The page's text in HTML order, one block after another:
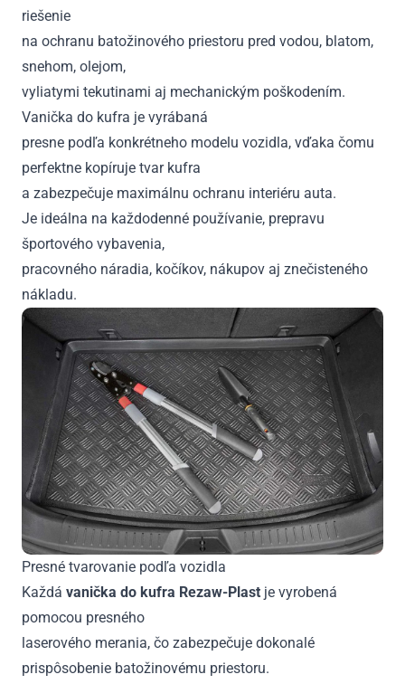
riešenie
na ochranu batožinového priestoru pred vodou, blatom,
snehom, olejom,
vyliatymi tekutinami aj mechanickým poškodením.
Vanička do kufra je vyrábaná
presne podľa konkrétneho modelu vozidla, vďaka čomu
perfektne kopíruje tvar kufra
a zabezpečuje maximálnu ochranu interiéru auta.
Je ideálna na každodenné používanie, prepravu
športového vybavenia,
pracovného náradia, kočíkov, nákupov aj znečisteného
nákladu.
Presné tvarovanie podľa vozidla
Každá vanička do kufra Rezaw-Plast je vyrobená
pomocou presného
laserového merania, čo zabezpečuje dokonalé
prispôsobenie batožinovému priestoru.